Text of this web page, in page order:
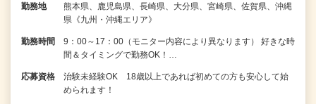
勤務地
熊本県、鹿児島県、長崎県、大分県、宮崎県、佐賀県、沖縄
県《九州・沖縄エリア》
勤務時間
9：00～17：00（モニター内容により異なります） 好きな時
間＆タイミングで勤務OK！…
応募資格
治験未経験OK 18歳以上であれば初めての方も安心して始
められます！